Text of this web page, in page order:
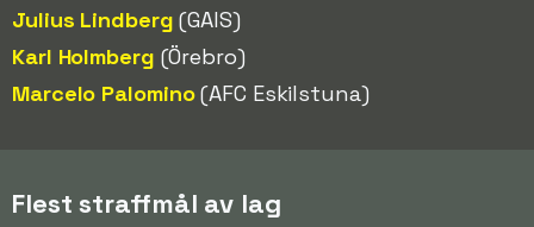
Julius Lindberg (GAIS)
Karl Holmberg (Örebro)
Marcelo Palomino(AFC Eskilstuna)
Flest straffmål av lag